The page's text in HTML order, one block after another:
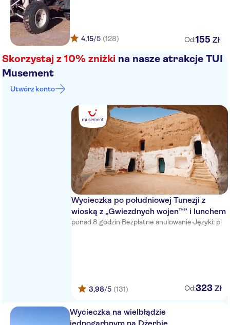
El Mouradi Djerba Menzel
Venice Beach Djerba
Fiesta Beach Club
Vincci Dar Midoun
Djerba Plaza
Baya Beach Aquapark
Djerba Resort
Vincci Helios Beach
TUI MAGIC LIFE Penelope
Iberostar Mehari Djerba
Hotel Sidi Mansour Resort &
Palm Beach Djerba
4,15/5 (128) Od:155 Zł
Skorzystaj z 10% zniżki na nasze atrakcje TUI
Musement
Utwórz konto
Wycieczka po południowej Tunezji z
wioską z „Gwiezdnych wojen™” i lunchem
ponad 8 godzin·Bezpłatne anulowanie·Języki: pl
3,98/5 (131) Od:323 Zł
Wycieczka na wielbłądzie